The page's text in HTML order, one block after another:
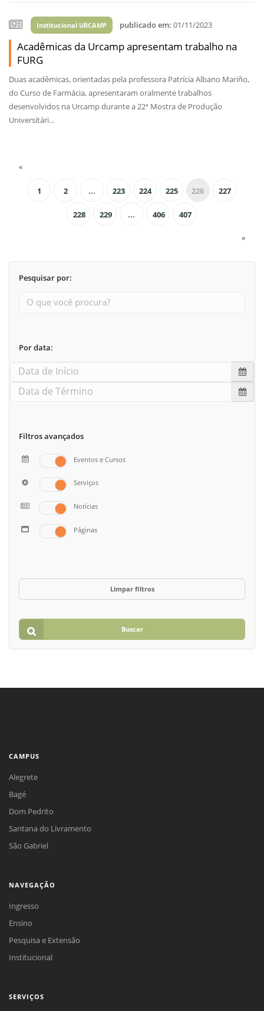
Institucional URCAMP publicado em: 01/11/2023
Acadêmicas da Urcamp apresentam trabalho na
FURG
Duas acadêmicas, orientadas pela professora Patrícia Albano Mariño,
do Curso de Farmácia, apresentaram oralmente trabalhos
desenvolvidos na Urcamp durante a 22ª Mostra de Produção
Universitári...
«
1 2 ... 223 224 225 226 227
228 229 ... 406 407
»
Pesquisar por:
Por data:
Filtros avançados
Eventos e Cursos
Serviços
Notícias
Páginas
Limpar filtros
Buscar
CAMPUS
Alegrete
Bagé
Dom Pedrito
Santana do Livramento
São Gabriel
NAVEGAÇÃO
Ingresso
Ensino
Pesquisa e Extensão
Institucional
SERVIÇOS